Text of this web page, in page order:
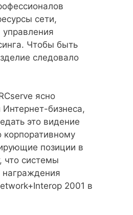
сети,
Чтобы быть
следовало
ясно
Интернет-бизнеса,
это видение
корпоративному
позиции в
что системы
награждения
2001 в